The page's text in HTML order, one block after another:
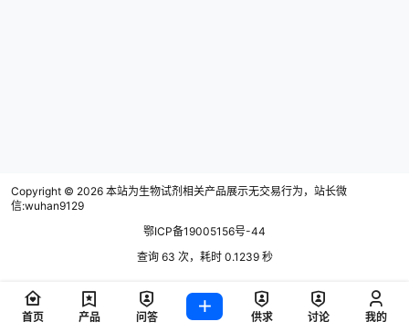
Copyright © 2026 本站为生物试剂相关产品展示无交易行为，站长微
信:wuhan9129
鄂ICP备19005156号-44
查询 63 次，耗时 0.1239 秒
首页 产品 问答 供求 讨论 我的